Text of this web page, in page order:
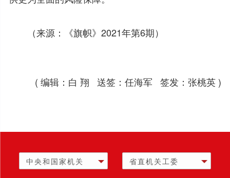
（来源：《旗帜》2021年第6期）
( 编辑：白 翔 送签：任海军 签发：张桃英 )
中央和国家机关 省直机关工委